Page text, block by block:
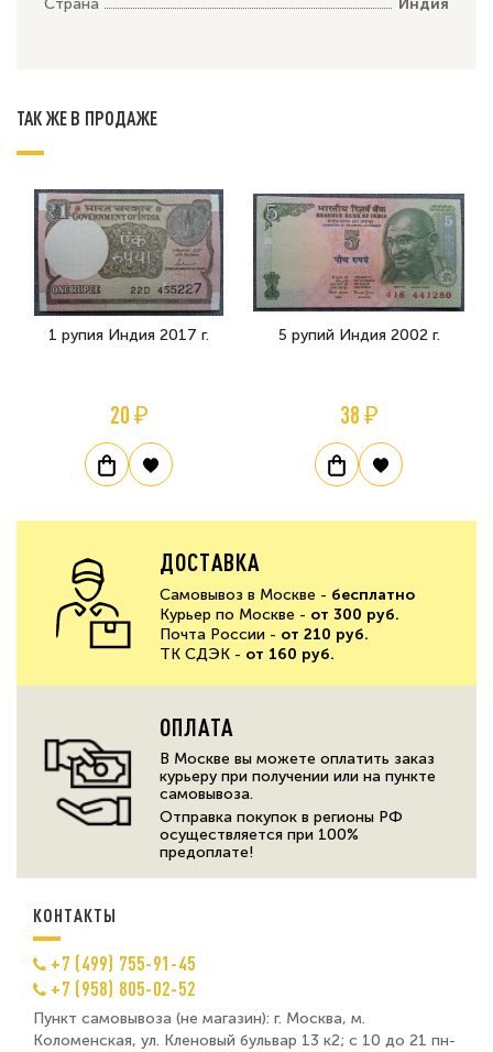
ТАК ЖЕ В ПРОДАЖЕ
1 рупия Индия 2017 г.
20 ₽
5 рупий Индия 2002 г.
38 ₽
ДОСТАВКА
Самовывоз в Москве - бесплатно
Курьер по Москве - от 300 руб.
Почта России - от 210 руб.
ТК СДЭК - от 160 руб.
ОПЛАТА
В Москве вы можете оплатить заказ
курьеру при получении или на пункте
самовывоза.
Отправка покупок в регионы РФ
осуществляется при 100%
предоплате!
КОНТАКТЫ
+7 (499) 755-91-45
+7 (958) 805-02-52
Пункт самовывоза (не магазин): г. Москва, м.
Коломенская, ул. Кленовый бульвар 13 к2; с 10 до 21 пн-